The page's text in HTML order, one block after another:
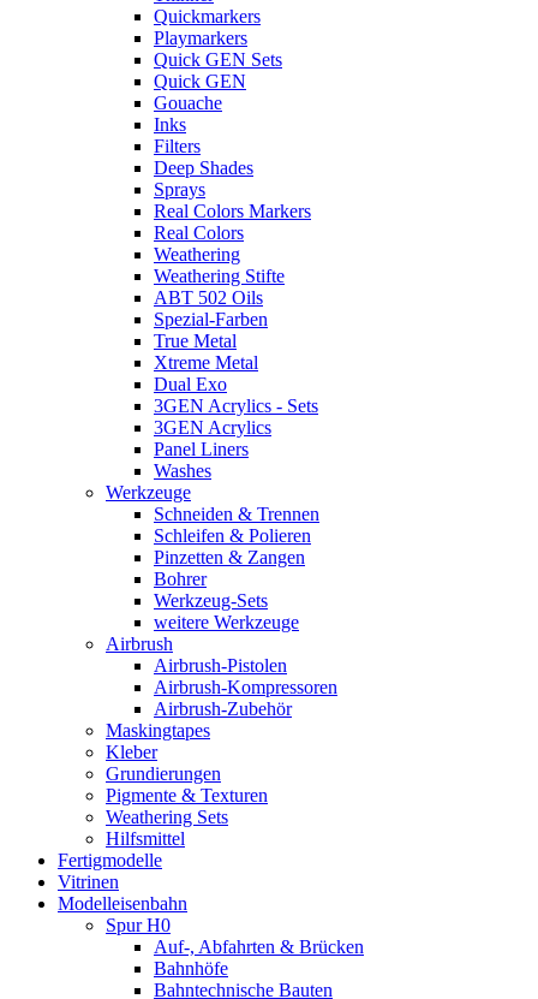
Quickmarkers
Playmarkers
Quick GEN Sets
Quick GEN
Gouache
Inks
Filters
Deep Shades
Sprays
Real Colors Markers
Real Colors
Weathering
Weathering Stifte
ABT 502 Oils
Spezial-Farben
True Metal
Xtreme Metal
Dual Exo
3GEN Acrylics - Sets
3GEN Acrylics
Panel Liners
Washes
Werkzeuge
Schneiden & Trennen
Schleifen & Polieren
Pinzetten & Zangen
Bohrer
Werkzeug-Sets
weitere Werkzeuge
Airbrush
Airbrush-Pistolen
Airbrush-Kompressoren
Airbrush-Zubehör
Maskingtapes
Kleber
Grundierungen
Pigmente & Texturen
Weathering Sets
Hilfsmittel
Fertigmodelle
Vitrinen
Modelleisenbahn
Spur H0
Auf-, Abfahrten & Brücken
Bahnhöfe
Bahntechnische Bauten